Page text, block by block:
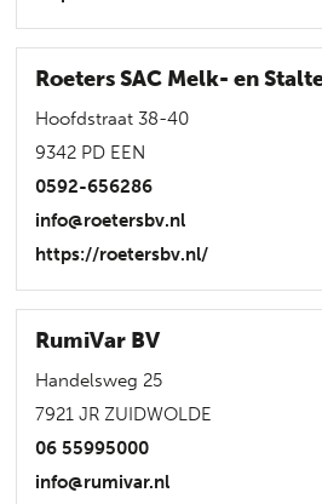
Roeters SAC Melk- en
Hoofdstraat 38-40
9342 PD EEN
0592-656286
info@roetersbv.nl
https://roetersbv.nl/
RumiVar BV
Handelsweg 25
7921 JR ZUIDWOLDE
06 55995000
info@rumivar.nl